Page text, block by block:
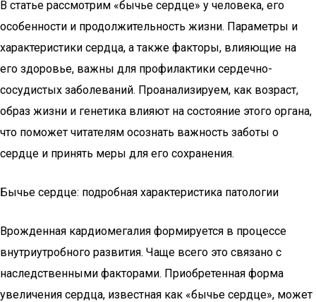
В статье рассмотрим «бычье сердце» у человека, его
особенности и продолжительность жизни. Параметры и
характеристики сердца, а также факторы, влияющие на
его здоровье, важны для профилактики сердечно-
сосудистых заболеваний. Проанализируем, как возраст,
образ жизни и генетика влияют на состояние этого органа,
что поможет читателям осознать важность заботы о
сердце и принять меры для его сохранения.
Бычье сердце: подробная характеристика патологии
Врожденная кардиомегалия формируется в процессе
внутриутробного развития. Чаще всего это связано с
наследственными факторами. Приобретенная форма
увеличения сердца, известная как «бычье сердце», может